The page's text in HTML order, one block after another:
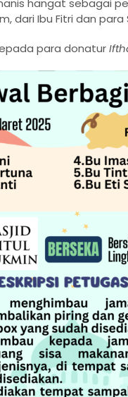
hangat sebagai
dari Ibu Fitri dan para
para donatur